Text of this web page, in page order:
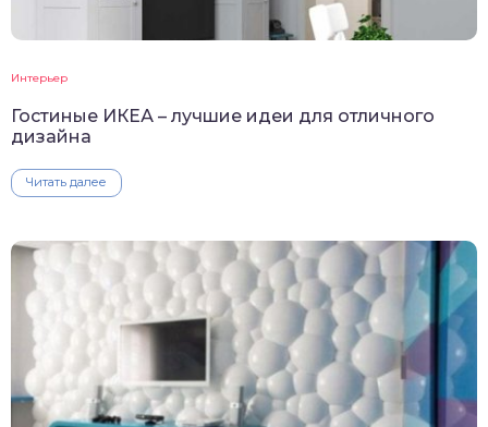
Интерьер
Гостиные ИКЕА – лучшие идеи для отличного
дизайна
Читать далее